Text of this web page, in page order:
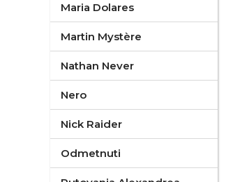
Maria Dolares
Martin Mystère
Nathan Never
Nero
Nick Raider
Odmetnuti